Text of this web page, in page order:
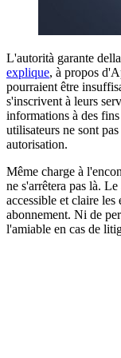
L'autorità garante
explique, à propos
pourraient être
s'inscrivent à leurs
informations à des
utilisateurs ne sont
autorisation.
Même charge à
ne s'arrêtera pas là.
accessible et claire les
abonnement. Ni de
l'amiable en cas de